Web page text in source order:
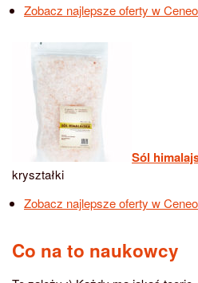
Zobacz najlepsze oferty w
Sól
kryształki
Zobacz najlepsze oferty w
Co na to naukowcy